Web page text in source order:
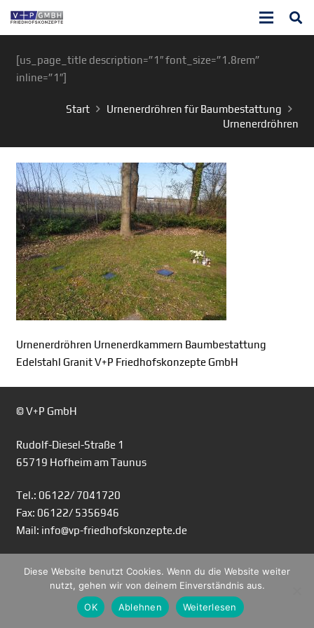
[us_page_title description=”1″ font_size=”1.8rem”
inline=”1″]
Start
Urnenerdröhren für Baumbestattung
Urnenerdröhren
Urnenerdröhren Urnenerdkammern Baumbestattung
Edelstahl Granit V+P Friedhofskonzepte GmbH
© V+P GmbH
Rudolf-Diesel-Straße 1
65719 Hofheim am Taunus
Tel.: 06122/ 7041720
Fax: 06122/ 5356946
Mail: info@vp-friedhofskonzepte.de
Diese Website benutzt Cookies. Wenn du die Website weiter
nutzt, gehen wir von deinem Einverständnis aus.
OK
Ablehnen Weiterlesen